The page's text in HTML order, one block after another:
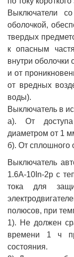
Выключатели
оболочкой,
твердых
к опасным
внутри оболочки
и от
от вредных
воды).
Выключатель в
а). От
диаметром от 1
б). От сплошного
Выключатель
1.6А-10In-2р с
тока для
полюсов, при
1). Не должен
времени 1 ч
состояния.